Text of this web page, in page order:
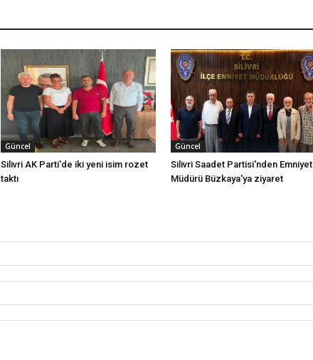
Güncel
Silivri AK Parti'de iki yeni isim rozet
taktı
Güncel
Silivri Saadet Partisi'nden Emniyet
Müdürü Büzkaya'ya ziyaret